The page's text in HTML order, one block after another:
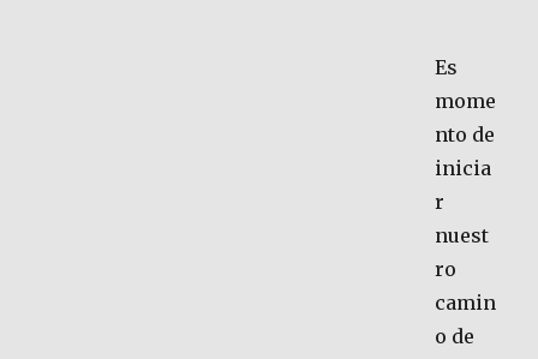
Es
mome
nto de
inicia
r
nuest
ro
camin
o de